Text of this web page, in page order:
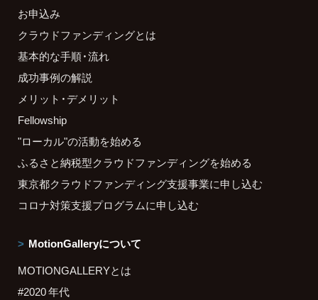
お申込み
クラウドファンディングとは
基本的な手順・流れ
成功事例の解説
メリット・デメリット
Fellowship
"ローカル"の活動を始める
ふるさと納税型クラウドファンディングを始める
東京都クラウドファンディング支援事業に申し込む
コロナ対策支援プログラムに申し込む
MotionGalleryについて
MOTIONGALLERYとは
#2020 年代